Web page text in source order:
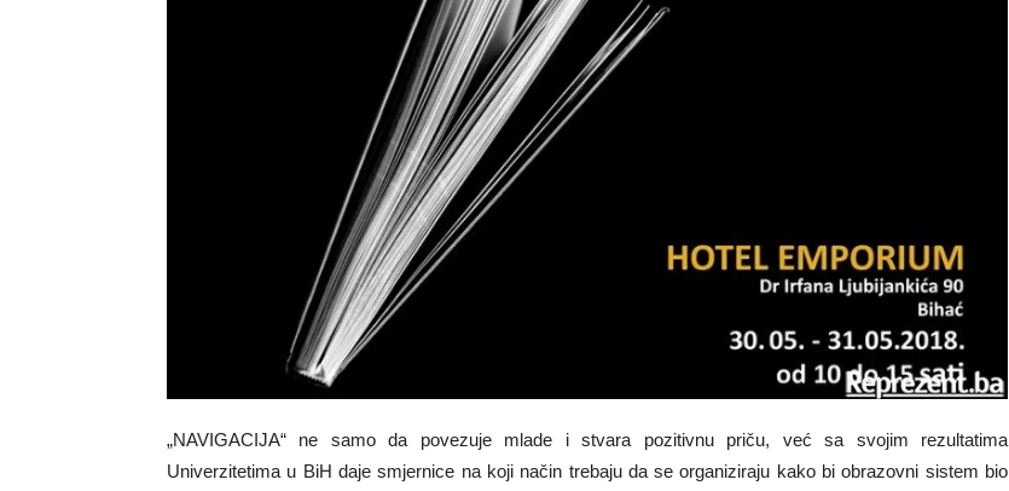
„NAVIGACIJA“ ne samo da povezuje mlade i stvara pozitivnu priču, već sa svojim rezultatima
Univerzitetima u BiH daje smjernice na koji način trebaju da se organiziraju kako bi obrazovni sistem bio